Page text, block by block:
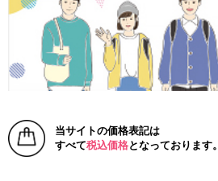
当サイトの価格表記は
すべて税込価格となっております。